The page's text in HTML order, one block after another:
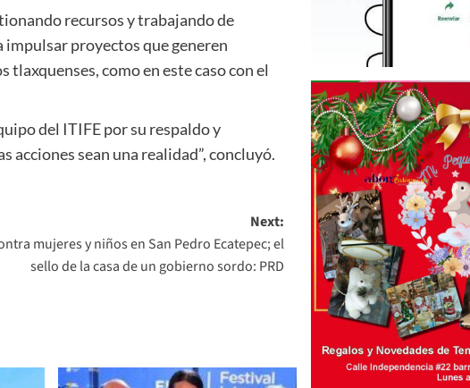
recursos y trabajando de
proyectos que generen
como en este caso con el
del ITIFE por su respaldo y
acciones sean una realidad”, concluyó.
Next:
mujeres y niños en San Pedro Ecatepec; el
sello de la casa de un gobierno sordo: PRD